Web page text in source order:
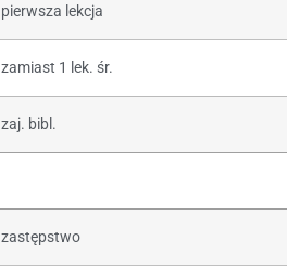
pierwsza lekcja
zamiast 1 lek. śr.
zaj. bibl.
zastępstwo